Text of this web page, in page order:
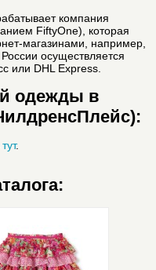
компания
FiftyOne), которая
магазинами, например,
осуществляется
или DHL Express.
одежды в
.